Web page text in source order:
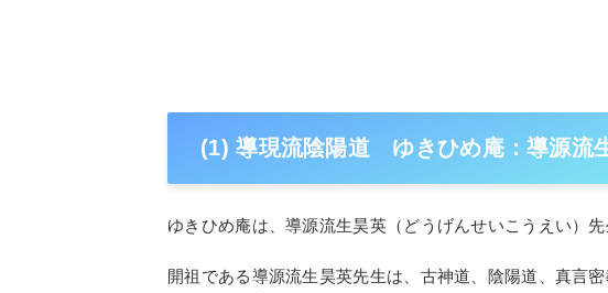
(1) 導現流陰陽道 ゆきひめ庵：導源流
ゆきひめ庵は、導源流生昊英（どうげんせいこうえい）先
開祖である導源流生昊英先生は、古神道、陰陽道、真言